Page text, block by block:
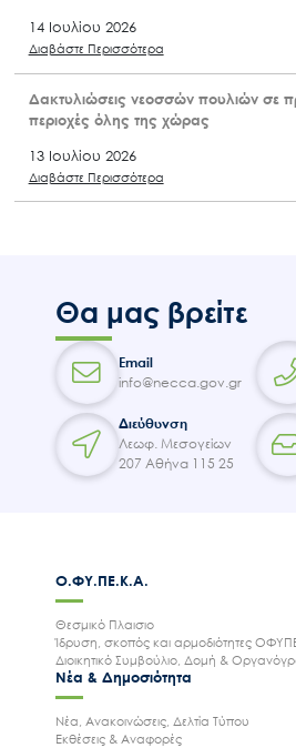
14 Ιουλίου 2026
Διαβάστε Περισσότερα
Δακτυλιώσεις νεοσσών πουλιών σε
περιοχές όλης της χώρας
13 Ιουλίου 2026
Διαβάστε Περισσότερα
Θα μας βρείτε
Email
info@necca.gov.gr
Διεύθυνση
Λεωφ. Μεσογείων
207 Αθήνα 115 25
Ο.ΦΥ.ΠΕ.Κ.Α.
Θεσμικό Πλαισιο
Ίδρυση, σκοπός και αρμοδιότητες
Διοικητικό Συμβούλιο, Δομή &
Νέα & Δημοσιότητα
Νέα, Ανακοινώσεις, Δελτία Τύπου
Εκθέσεις & Αναφορές